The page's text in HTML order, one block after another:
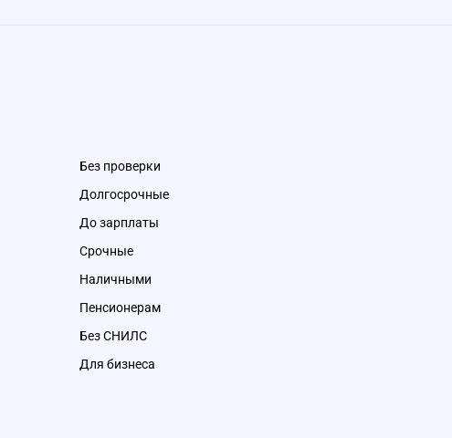
Без проверки
Долгосрочные
До зарплаты
Срочные
Наличными
Пенсионерам
Без СНИЛС
Для бизнеса